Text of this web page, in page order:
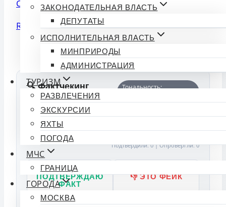
ЗАКОНОДАТЕЛЬНАЯ ВЛАСТЬ
ДЕПУТАТЫ
ИСПОЛНИТЕЛЬНАЯ ВЛАСТЬ
МИНПРИРОДЫ
АДМИНИСТРАЦИЯ
ТУРИЗМ
РАЗВЛЕЧЕНИЯ
ЭКСКУРСИИ
ЯХТЫ
ПОГОДА
МЧС
ГРАНИЦА
ГОРОДА
МОСКВА
Сочи
намерен обжаловать приговор
Read More
Смотрите Все Актуальные
🔍 Фактчекинг
новости
Тональность:
Индекс доверия
Подтвердили: 0 | Опровергли: 0
👍
ПОДТВЕРЖДАЮ
ФАКТ
👎 ЭТО ФЕЙК